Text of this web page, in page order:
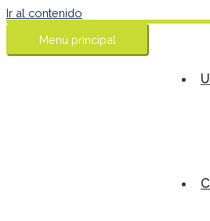
Ir al contenido
Menú principal